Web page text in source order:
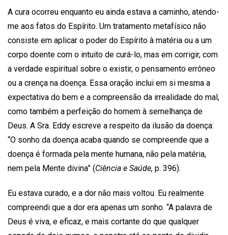
A cura ocorreu enquanto eu ainda estava a caminho, atendo-
me aos fatos do Espírito. Um tratamento metafísico não
consiste em aplicar o poder do Espírito à matéria ou a um
corpo doente com o intuito de curá-lo, mas em corrigir, com
a verdade espiritual sobre o existir, o pensamento errôneo
ou a crença na doença. Essa oração inclui em si mesma a
expectativa do bem e a compreensão da irrealidade do mal,
como também a perfeição do homem à semelhança de
Deus. A Sra. Eddy escreve a respeito da ilusão da doença:
“O sonho da doença acaba quando se compreende que a
doença é formada pela mente humana, não pela matéria,
nem pela Mente divina” (Ciência e Saúde, p. 396).
Eu estava curado, e a dor não mais voltou. Eu realmente
compreendi que a dor era apenas um sonho. “A palavra de
Deus é viva, e eficaz, e mais cortante do que qualquer